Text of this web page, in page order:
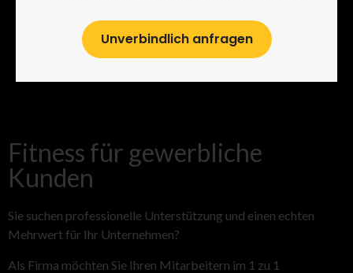
Unverbindlich anfragen
Fitness für gewerbliche
Kunden
Sie suchen professionelle Unterstützung und einen echten
Mehrwert für Ihr Unternehmen?
Als Firma möchten Sie Ihren Mitarbeitern im 1 zu 1